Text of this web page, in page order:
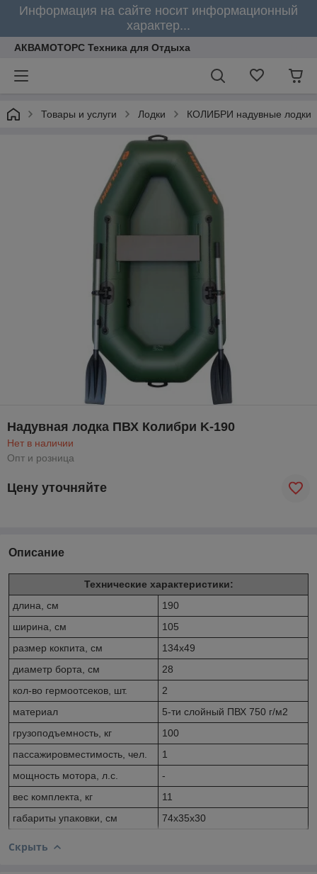
Информация на сайте носит информационный
характер...
АКВАМОТОРС Техника для Отдыха
Товары и услуги Лодки КОЛИБРИ надувные лодки
Надувная лодка ПВХ Колибри K-190
Нет в наличии
Опт и розница
Цену уточняйте
Описание
Технические характеристики:
длина, см
190
ширина, см
105
размер кокпита, см
134x49
диаметр борта, см
28
кол-во гермоотсеков, шт.
2
материал
5-ти слойный ПВХ 750 г/м2
грузоподъемность, кг
100
пассажировместимость, чел.
1
мощность мотора, л.с.
-
вес комплекта, кг
11
габариты упаковки, см
74х35х30
Скрыть